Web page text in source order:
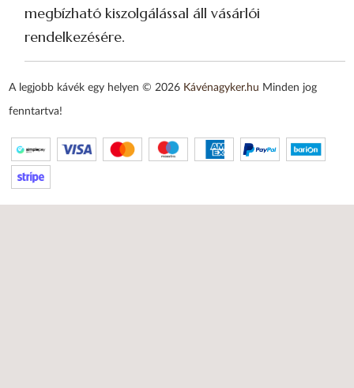
megbízható kiszolgálással áll vásárlói
rendelkezésére.
A legjobb kávék egy helyen © 2026 Kávénagyker.hu Minden jog
fenntartva!